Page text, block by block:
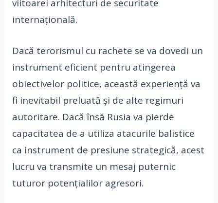
viitoarei arhitecturi de securitate
internațională.
Dacă terorismul cu rachete se va dovedi un
instrument eficient pentru atingerea
obiectivelor politice, această experiență va
fi inevitabil preluată și de alte regimuri
autoritare. Dacă însă Rusia va pierde
capacitatea de a utiliza atacurile balistice
ca instrument de presiune strategică, acest
lucru va transmite un mesaj puternic
tuturor potențialilor agresori.